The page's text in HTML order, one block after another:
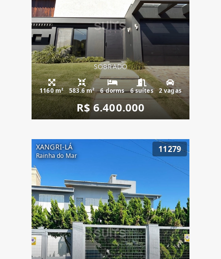
SOBRADO
1160 m² 583.6 m² 6 dorms 6 suítes 2 vagas
R$ 6.400.000
XANGRI-LÁ
Rainha do Mar
11279